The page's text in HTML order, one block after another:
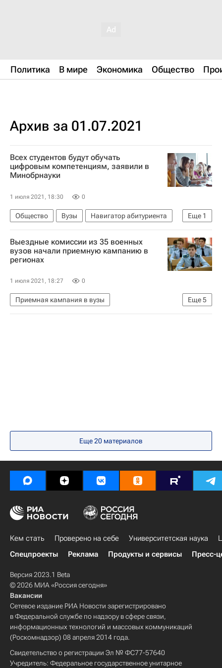
Политика В мире Экономика Общество
Архив за 01.07.2021
Всех студентов будут обучать
цифровым компетенциям, заявили в
Минобрнауки
1 июля 2021, 18:30 0
Еще 1
Общество Вузы
Навигатор абитуриента
Россия
Выездные комиссии из 35 военных
вузов начали приемную кампанию в
регионах
1 июля 2021, 18:27 0
Еще5
Приемная кампания в вузы
Навигатор абитуриента
Россия
Еще 20 материалов
Кем стать Проверено на себе Университетская наука
Спецпроекты
Реклама Продукты и сервисы Пресс-
Версия 2023.1 Beta
© 2026 МИА «Россия сегодня»
Вакансии
Сетевое издание РИА Новости зарегистрировано
в Федеральной службе по надзору в сфере связи,
информационных технологий и массовых коммуникаций
(Роскомнадзор) 08 апреля 2014 года.
Свидетельство о регистрации Эл № ФС77-57640
Учредитель: Федеральное государственное унитарное